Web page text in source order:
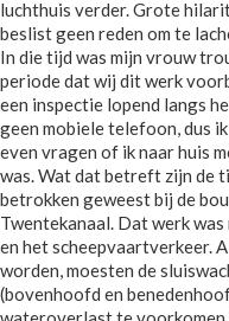
luchthuis verder. Grote
beslist geen reden om te
In die tijd was mijn vrouw
periode dat wij dit werk
een inspectie lopend langs
geen mobiele telefoon, dus
even vragen of ik naar huis
was. Wat dat betreft zijn de
betrokken geweest bij de
Twentekanaal. Dat werk
en het scheepvaartverkeer.
worden, moesten de
(bovenhoofd en